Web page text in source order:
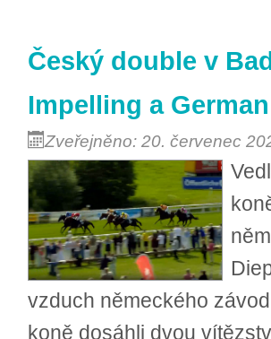
Český double v
Impelling a
Zveřejněno: 20. červenec
vzduch německého
koně dosáhli dvou